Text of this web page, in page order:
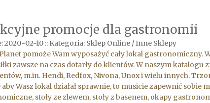
promocje dla gastronomii
2020-02-10 :: Kategoria: Sklep Online / Inne Sklepy
pomoże Wam wyposażyć cały lokal
zawsze na czas dotarły do klientów. W naszym
m.in. Hendi, Redfox, Nivona, Unox i wielu innych.
aby Wasz lokal działał sprawnie, to musicie zapewnić sobie
stoły ze zlewem, stoły z basenem, okapy